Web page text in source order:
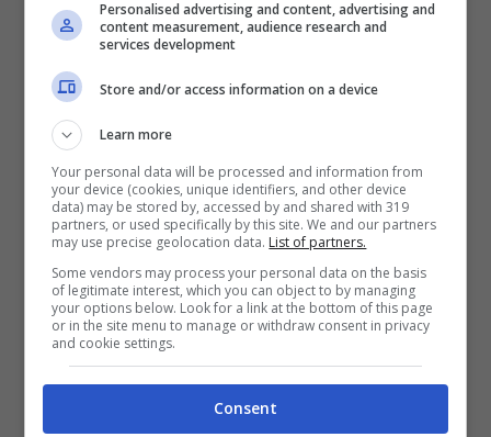
sulla città.
Riattraversando il fiume e scendendo il
corso del Po verso sud, sul Lungo Po
Armando Diaz, incontrerete l’incantevole
Parco del Valentino , con il Castelloin stile
francese, il Giardino Ortobotanico e il suo
Museo, poi il pittorescoborgo medievale
la panchina degli innamorati. Appena fuori
il Parco, è da visitare l’impressionante ma
intitolato allo studioso Cesare
Personalised advertising and content, advertising and
content measurement, audience research and
services development
Store and/or access information on a device
Learn more
Your personal data will be processed and information from
your device (cookies, unique identifiers, and other device
data) may be stored by, accessed by and shared with 319
partners, or used specifically by this site. We and our partners
may use precise geolocation data. List of partners.
Some vendors may process your personal data on the basis
of legitimate interest, which you can object to by managing
your options below. Look for a link at the bottom of this page
or in the site menu to manage or withdraw consent in privacy
and cookie settings.
Consent